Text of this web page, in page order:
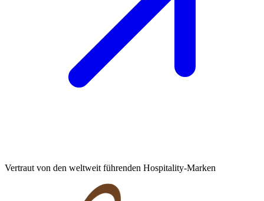
Vertraut von den weltweit führenden Hospitality-Marken